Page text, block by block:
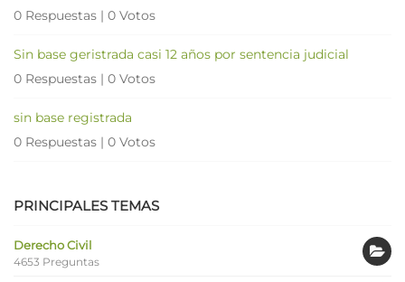
0 Respuestas | 0 Votos
Sin base geristrada casi 12 años por sentencia judicial
0 Respuestas | 0 Votos
sin base registrada
0 Respuestas | 0 Votos
PRINCIPALES TEMAS
Derecho Civil
4653 Preguntas